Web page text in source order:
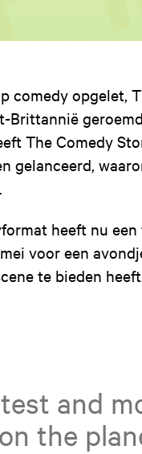
comedy opgelet,
Brittannië
The Comedy
gelanceerd,
heeft nu
voor een
te bieden heeft.
and
the